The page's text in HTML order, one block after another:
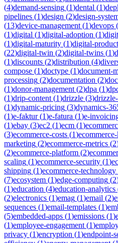
(4)demand-sensing (1)dental (1)
pipelines (1)design (2)design-
(13)device-management (1)devops (
(1)digital (1)digital-adoption (1)
(1)digital-maturity (1)digital-
(22)digital-twin (2)digital-twins (1)
(1)discounts (2)distribution (4)
compose (1)doctype (1)document-
processing (2)documentation (2)
(1)donor-management (2)dpa (1)
(1)drip-content (1)drizzle (3)
(1)dynamic-pricing (3)dynamics-
(1)e-faktur(1)e-fatura (1)e-
(1)ebay (3)ec2 (1)ecm (1)
(3)ecommerce-costs (1)
marketing (2)ecommerce-metrics (2
(2)ecommerce-platform (2)
scaling (1)ecommerce-security (1)
shipping (1)ecommerce-technology
(7)ecosystem (1)edge-computing (2
(1)education (4)education-analytics
(2)electronics (1)emag (1)email (2)
sequences (1)email-templates (1)
(5)embedded-apps (1)emissions (1)
(1)employee-engagement (1)
privacy (1)encryption (1)endpoint-